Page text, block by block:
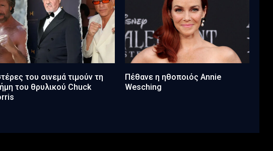
του σινεμά τιμούν τη
του θρυλικού Chuck
Πέθανε η ηθοποιός Annie
Wesching